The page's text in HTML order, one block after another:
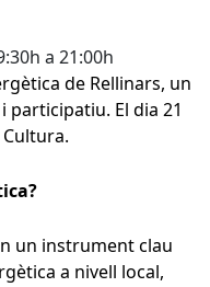
a 21:00h
de Rellinars, un
participatiu. El dia 21
un instrument clau
a nivell local,